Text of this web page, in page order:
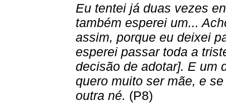
Eu tentei já duas vezes
também esperei um...
assim, porque eu deixei
esperei passar toda a
decisão de adotar]. E um
quero muito ser mãe, e
outra né. (P8)